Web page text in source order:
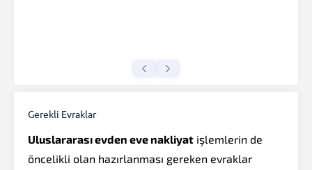
Gerekli Evraklar
Uluslararası evden eve nakliyat işlemlerin de
öncelikli olan hazırlanması gereken evraklar